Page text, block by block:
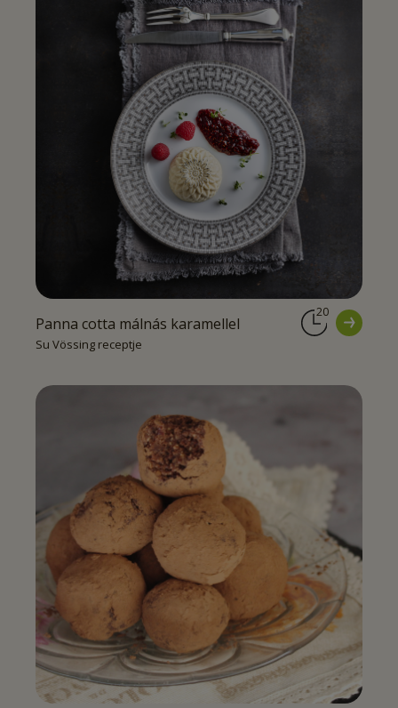
Panna cotta málnás karamellel
Su Vössing receptje
20